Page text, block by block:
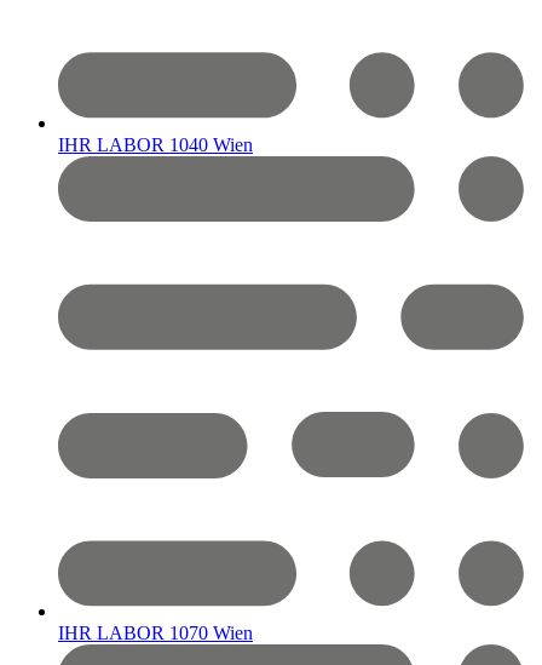
IHR LABOR 1040 Wien
IHR LABOR 1070 Wien